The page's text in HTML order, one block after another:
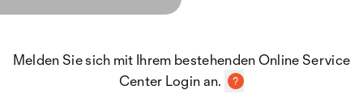
Melden Sie sich mit Ihrem bestehenden Online Service
Center Login an.